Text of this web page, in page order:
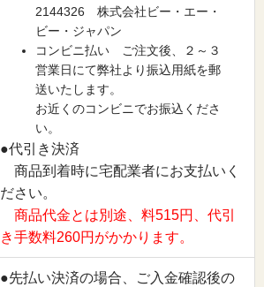
2144326 株式会社ビー・エー・
ビー・ジャパン
コンビニ払い ご注文後、２～３
営業日にて弊社より振込用紙を郵
送いたします。
お近くのコンビニでお振込くださ
い。
●代引き決済
商品到着時に宅配業者にお支払いく
ださい。
商品代金とは別途、料515円、代引
き手数料260円がかかります。
●先払い決済の場合、ご入金確認後の